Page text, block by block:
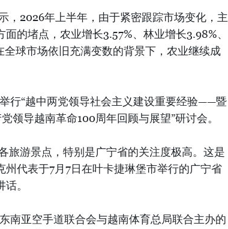
，2026年上半年，由于紧密跟踪市场变化，主
的堵点，农业增长3.57%、林业增长3.98%、
球市场依旧充满变数的背景下，农业继续成
行“越中两党领导社会主义建设重要经验——暨
领导越南革命100周年回顾与展望”研讨会。
旅游景点，特别是广宁省的关注度极高。这是
代表于7月7日在叶卡捷琳堡市举行的广宁省
。
南亚空手道联合会与越南体育总局联合主办的